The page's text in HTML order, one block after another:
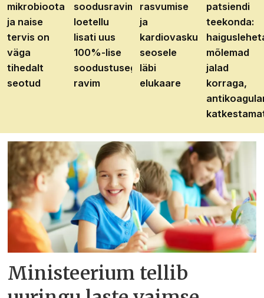
mikrobioota
ja naise
tervis on
väga
tihedalt
seotud
soodusravimite
loetellu
lisati uus
100%-lise
soodustusega
ravim
rasvumise
ja
kardiovaskulaarhaiguste
seosele
läbi
elukaare
patsiendi
teekonda:
mõlemad
jalad
korraga,
Ministeerium tellib